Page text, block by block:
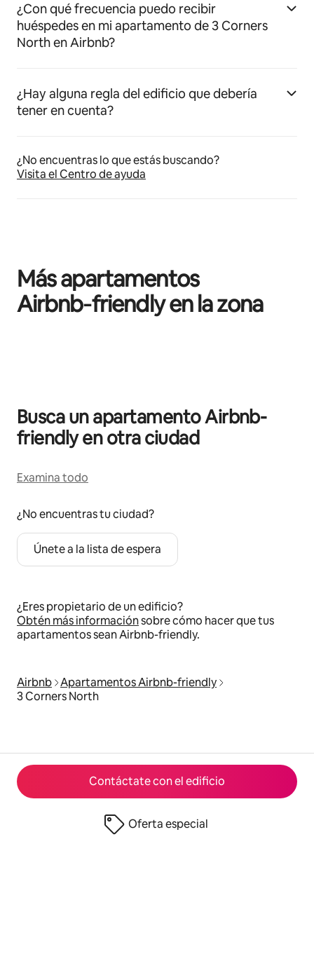
Contáctate con el edificio
Oferta especial
¿Con qué frecuencia puedo recibir
huéspedes en mi apartamento de 3 Corners
North en Airbnb?
¿Hay alguna regla del edificio que debería
tener en cuenta?
¿No encuentras lo que estás buscando?
Visita el Centro de ayuda
Más apartamentos
Airbnb‑friendly en la zona
Busca un apartamento Airbnb-
friendly en otra ciudad
Examina todo
¿No encuentras tu ciudad?
Únete a la lista de espera
¿Eres propietario de un edificio?
Obtén más informaciónsobre cómo hacer que tus
apartamentos sean Airbnb-friendly.
Airbnb Apartamentos Airbnb-friendly
3 Corners North